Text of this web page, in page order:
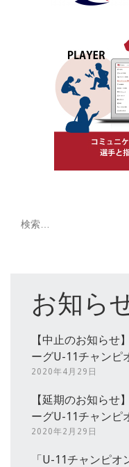
お知ら
【中止のお知らせ
ーグU-11チャンピ
2020年4月29日
【延期のお知らせ
ーグU-11チャンピ
2020年2月29日
「U-11チャンピ